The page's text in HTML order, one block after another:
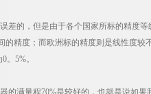
的，但是由于各个国家所标的精度等
的精度；而欧洲标的精度则是线性度
。5%。
满量程70%是较好的，也就是说如果